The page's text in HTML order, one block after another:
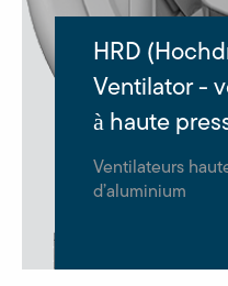
HRD
Ventilator -
à haute
Ventilateurs
d’aluminium